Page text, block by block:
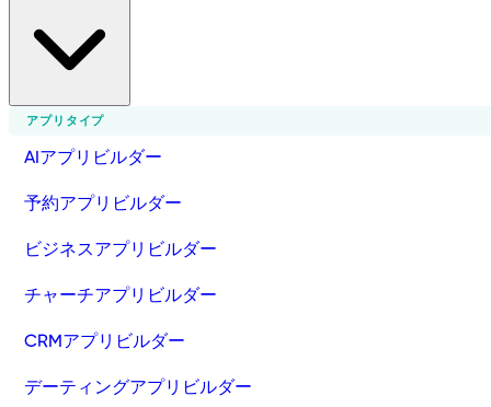
アプリタイプ
AIアプリビルダー
予約アプリビルダー
ビジネスアプリビルダー
チャーチアプリビルダー
CRMアプリビルダー
デーティングアプリビルダー